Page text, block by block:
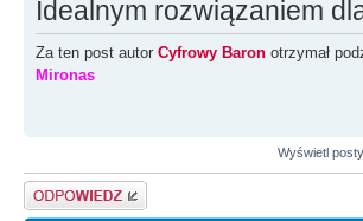
Idealnym rozwiązaniem
Za ten post autor Cyfrowy Baron otrzymał
Mironas
Wyświetl
Odpowiedz